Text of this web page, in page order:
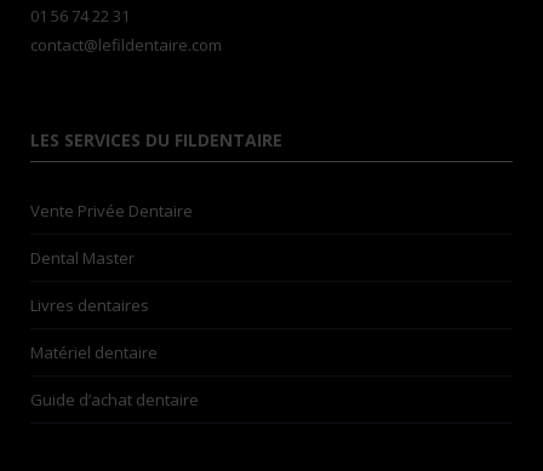
01 56 74 22 31
contact@lefildentaire.com
LES SERVICES DU FILDENTAIRE
Vente Privée Dentaire
Dental Master
Livres dentaires
Matériel dentaire
Guide d’achat dentaire